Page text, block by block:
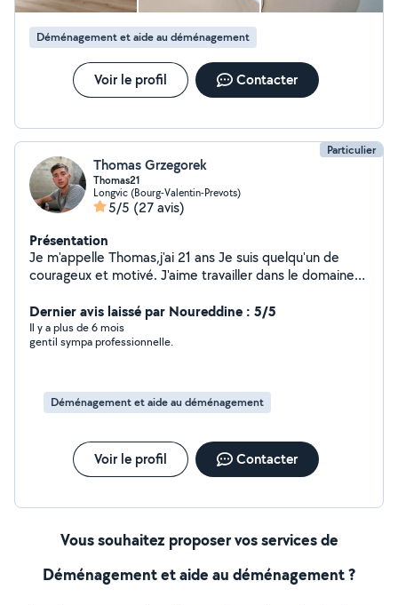
Déménagement et aide au déménagement
Voir le profil Contacter
Particulier
Thomas Grzegorek
Thomas21
Longvic (Bourg-Valentin-Prevots)
5/5 (27 avis)
Présentation
Je m'appelle Thomas,j'ai 21 ans Je suis quelqu'un de
courageux et motivé. J'aime travailler dans le domaine
Dernier avis laissé par Noureddine : 5/5
Il y a plus de 6 mois
gentil sympa professionnelle.
Déménagement et aide au déménagement
Voir le profil Contacter
Vous souhaitez proposer vos services de
Déménagement et aide au déménagement ?